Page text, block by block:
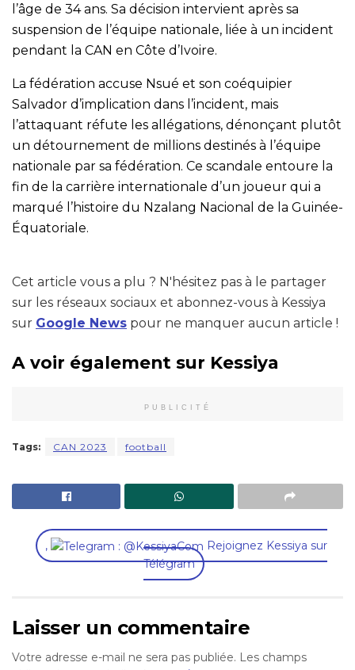
l’âge de 34 ans. Sa décision intervient après sa
suspension de l’équipe nationale, liée à un incident
pendant la CAN en Côte d’Ivoire.
La fédération accuse Nsué et son coéquipier
Salvador d’implication dans l’incident, mais
l’attaquant réfute les allégations, dénonçant plutôt
un détournement de millions destinés à l’équipe
nationale par sa fédération. Ce scandale entoure la
fin de la carrière internationale d’un joueur qui a
marqué l’histoire du Nzalang Nacional de la Guinée-
Équatoriale.
Cet article vous a plu ? N'hésitez pas à le partager
sur les réseaux sociaux et abonnez-vous à Kessiya
sur Google News pour ne manquer aucun article !
A voir également sur Kessiya
PUBLICITÉ
Tags: CAN 2023 football
,
Rejoignez Kessiya sur
Télégram
Laisser un commentaire
Votre adresse e-mail ne sera pas publiée. Les champs